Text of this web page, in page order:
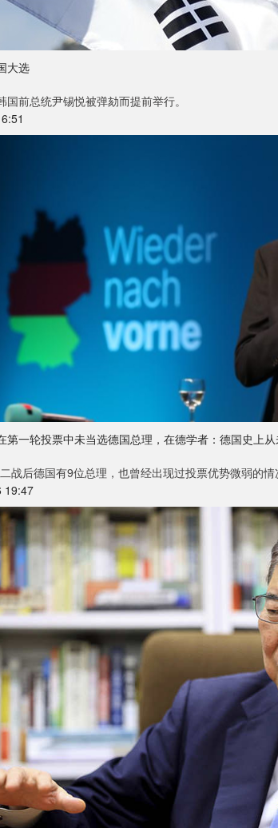
大选
国前总统尹锡悦被弹劾而提前举行。
第一轮投票中未当选德国总理，在德学者：德国史上
战后德国有9位总理，也曾经出现过投票优势微弱的
19:47